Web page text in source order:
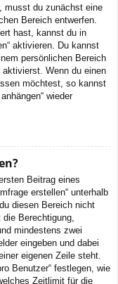
musst du zunächst eine
Bereich entwerfen.
hast, kannst du in
aktivieren. Du kannst
persönlichen Bereich
Wenn du einen
möchtest, so kannst
wieder
Beitrag eines
erstellen“ unterhalb
diesen Bereich nicht
Berechtigung,
mindestens zwei
eingeben und dabei
eigenen Zeile steht.
Benutzer“ festlegen, wie
Zeitlimit für die